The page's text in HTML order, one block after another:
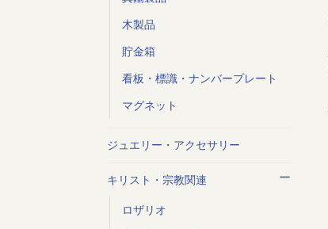
木製品
貯金箱
看板・標識・ナンバープレート
マグネット
ジュエリー・アクセサリー
キリスト・宗教関連
ロザリオ